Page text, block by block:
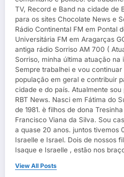
TV, Record e Band na cidade de
para os sites Chocolate News e
Rádio Continental FM em Pontal
Universitária FM em Aragarças
antiga rádio Sorriso AM 700 (
Sorriso, minha última atuação na
Sempre trabalhei e vou
população em geral e contribuir
cidade e do país. Atualmente
RBT News. Nasci em Fátima do
de 1981. è filhos de dona
Francisco Viana da Silva. Sou
a quase 20 anos. juntos tivemos
Israelle e Israel. Dois de nossos
Isaque e Israelle , estão nos
View All Posts